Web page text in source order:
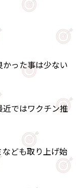
かった事は少ない
ではワクチン推
ども取り上げ始